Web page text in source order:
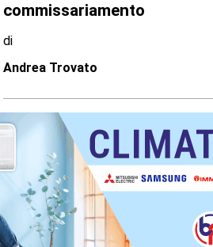
commissariamento
di
Andrea Trovato